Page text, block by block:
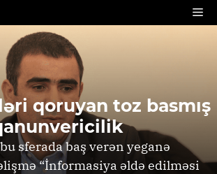
qoruyan toz basmış
sferada baş verən yeganə
“İnformasiya əldə edilməsi